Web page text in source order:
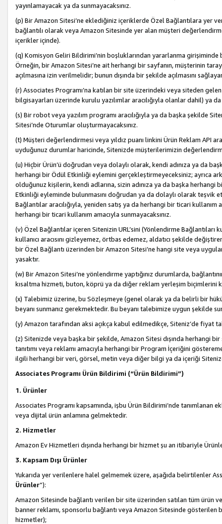
yayınlamayacak ya da sunmayacaksınız.
(p) Bir Amazon Sitesi’ne eklediğiniz içeriklerde Özel Bağlantılara yer
bağlantılı olarak veya Amazon Sitesinde yer alan müşteri
içerikler içinde).
(q) Komisyon Geliri Bildirimi’nin boşluklarından yararlanma
Örneğin, bir Amazon Sitesi’ne ait herhangi bir sayfanın, müşterinin
açılmasına izin verilmelidir; bunun dışında bir şekilde açılmasını
(r) Associates Programı’na katılan bir site üzerindeki veya siteden
bilgisayarları üzerinde kurulu yazılımlar aracılığıyla olanlar dahil) ya
(s) Bir robot veya yazılım programı aracılığıyla ya da başka şekilde
Sitesi’nde Oturumlar oluşturmayacaksınız.
(t) Müşteri değerlendirmesi veya yıldız puanı linkini Ürün Reklam API
uyduğunuz durumlar haricinde, Sitenizde müşterilerimizin
(u) Hiçbir Ürün’ü doğrudan veya dolaylı olarak, kendi adınıza ya da
herhangi bir Ödül Etkinliği eylemini gerçekleştirmeyeceksiniz; ayrıca
olduğunuz kişilerin, kendi adlarına, sizin adınıza ya da başka herhangi
Etkinliği eyleminde bulunmasını doğrudan ya da dolaylı olarak teşvik
Bağlantılar aracılığıyla, yeniden satış ya da herhangi bir ticari
herhangi bir ticari kullanım amacıyla sunmayacaksınız.
(v) Özel Bağlantılar içeren Sitenizin URL’sini (Yönlendirme Bağlantıları
kullanıcı aracısını gizleyemez, örtbas edemez, aldatıcı şekilde
bir Özel Bağlantı üzerinden bir Amazon Sitesi’ne hangi site veya
yasaktır.
(w) Bir Amazon Sitesi’ne yönlendirme yaptığınız durumlarda,
kısaltma hizmeti, buton, köprü ya da diğer reklam yerleşim biçimlerini
(x) Talebimiz üzerine, bu Sözleşmeye (genel olarak ya da belirli bir
beyanı sunmanız gerekmektedir. Bu beyanı talebimize uygun şekilde
(y) Amazon tarafından aksi açıkça kabul edilmedikçe, Siteniz’de fiyat
(z) Sitenizde veya başka bir şekilde, Amazon Sitesi dışında herhangi
tanıtımı veya reklamı amacıyla herhangi bir Program İçeriğini
ilgili herhangi bir veri, görsel, metin veya diğer bilgi ya da içeriği
Associates Programı Ürün Bildirimi (“Ürün Bildirimi”)
1. Ürünler
Associates Programı kapsamında, işbu Ürün Bildirimi’nde
veya dijital ürün anlamına gelmektedir.
2. Hizmetler
Amazon Ev Hizmetleri dışında herhangi bir hizmet şu an itibariyle
3. Kapsam Dışı Ürünler
Yukarıda yer verilenlere halel gelmemek üzere, aşağıda belirtilenler
Ürünler”):
Amazon Sitesinde bağlantı verilen bir site üzerinden satılan tüm ürün
banner reklamı, sponsorlu bağlantı veya Amazon Sitesinde gösterilen
hizmetler);